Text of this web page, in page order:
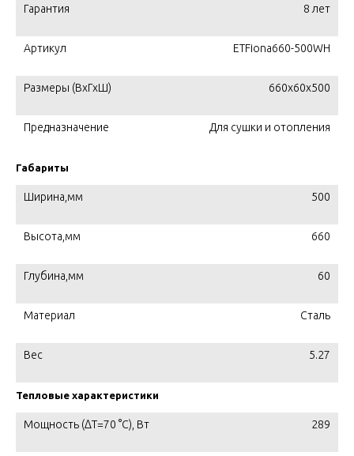
Гарантия 8 лет
Артикул ETFiona660-500WH
Размеры (ВхГхШ) 660x60х500
Предназначение Для сушки и отопления
Габариты
Ширина,мм 500
Высота,мм 660
Глубина,мм 60
Материал Сталь
Вес 5.27
Тепловые характеристики
Мощность (ΔT=70 °C), Вт 289